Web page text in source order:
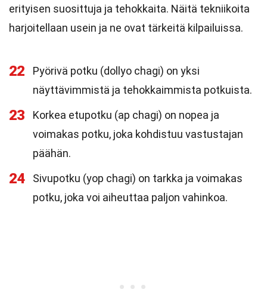
erityisen suosittuja ja tehokkaita. Näitä tekniikoita
harjoitellaan usein ja ne ovat tärkeitä kilpailuissa.
22
Pyörivä potku (dollyo chagi) on yksi
näyttävimmistä ja tehokkaimmista potkuista.
23
Korkea etupotku (ap chagi) on nopea ja
voimakas potku, joka kohdistuu vastustajan
päähän.
24
Sivupotku (yop chagi) on tarkka ja voimakas
potku, joka voi aiheuttaa paljon vahinkoa.